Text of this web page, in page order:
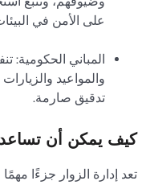
على الأمن في
المباني الحكومية:
والمواعيد
تدقيق صارمة.
كيف يمكن أن تساعد
تعد إدارة الزوار جزءًا